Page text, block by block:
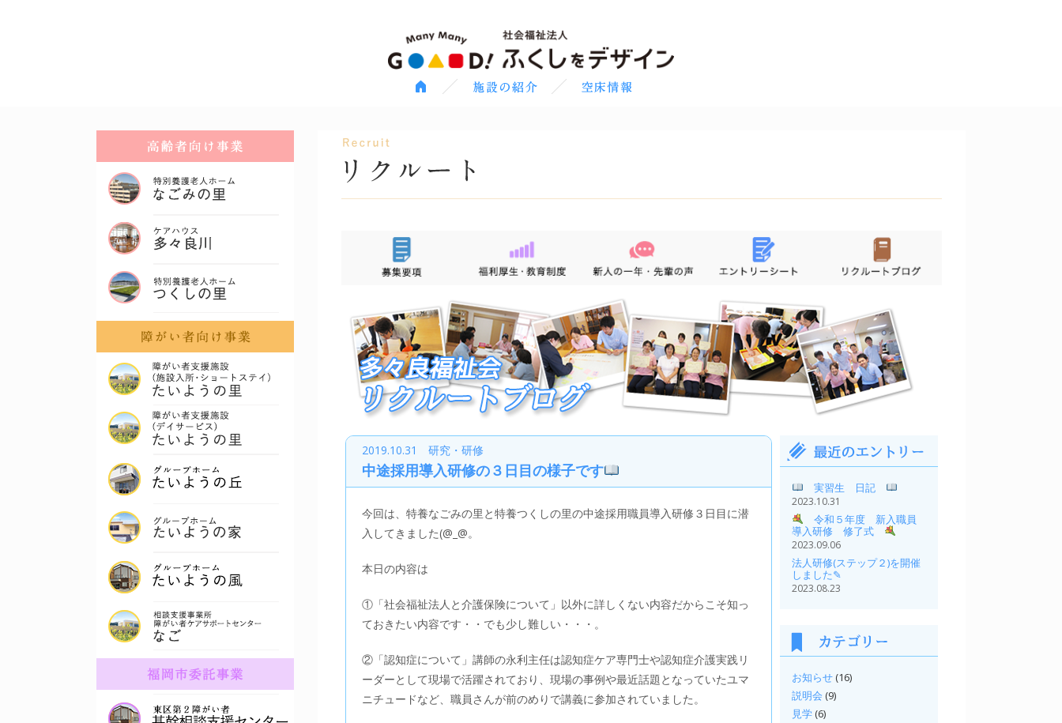
2019.10.31 研究・研修
中途採用導入研修の３日目の様子です
今回は、特養なごみの里と特養つくしの里の中途採用職員導入研修３日目に潜
入してきました(@_@。
本日の内容は
①「社会福祉法人と介護保険について」以外に詳しくない内容だからこそ知っ
ておきたい内容です・・でも少し難しい・・・。
②「認知症について」講師の永利主任は認知症ケア専門士や認知症介護実践リ
ーダーとして現場で活躍されており、現場の事例や最近話題となっていたユマ
ニチュードなど、職員さんが前のめりで講義に参加されていました。
実習生 日記
2023.10.31
令和５年度 新入職員
導入研修 修了式
2023.09.06
法人研修(ステップ２)を開催
しました✎
2023.08.23
お知らせ(16)
説明会 (9)
見学(6)